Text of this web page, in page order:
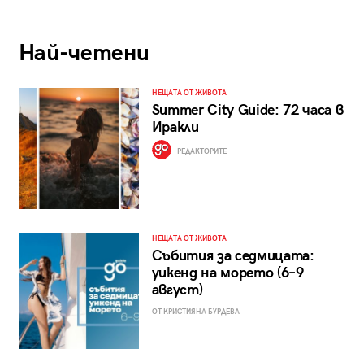
Най-четени
НЕЩАТА ОТ ЖИВОТА
Summer City Guide: 72 часа в
Иракли
РЕДАКТОРИТЕ
НЕЩАТА ОТ ЖИВОТА
Събития за седмицата:
уикенд на морето (6–9
август)
ОТ КРИСТИЯНА БУРДЕВА